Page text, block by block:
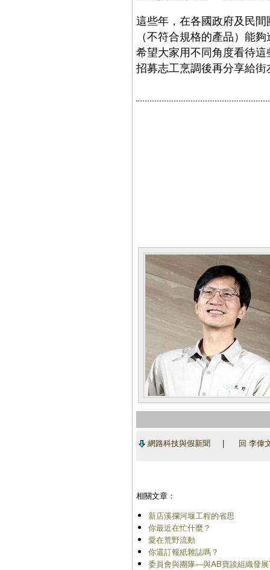
這些年，在各國政府及民
（不符合規格的產品）能
希望大家用不同角度看待
招募志工烹調後再分享給街
網路科技與假新聞 | 回 李偉
相關文章：
新店溪攔河堰工程的省思
你最近在忙什麼？
愛在荒野流動
你還訂報紙雜誌嗎？
委員會與團隊―與AB寶談組織發